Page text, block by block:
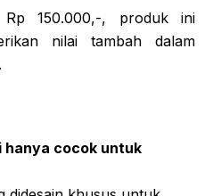
150.000,-, produk ini
nilai tambah dalam
hanya cocok untuk